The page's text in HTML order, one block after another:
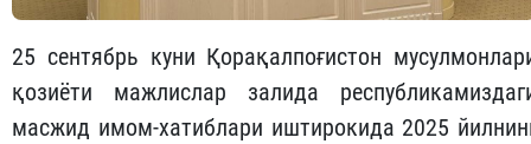
25 сентябрь куни Қорақалпоғистон
қозиёти мажлислар залида
масжид имом-хатиблари иштирокида 2025